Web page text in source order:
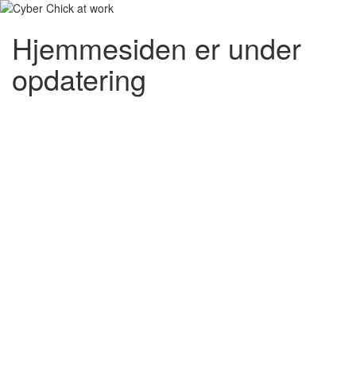
Hjemmesiden er under
opdatering